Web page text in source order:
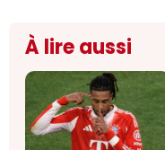
À lire aussi